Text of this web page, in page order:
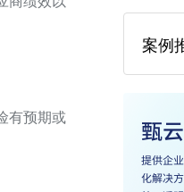
有预期或
案例